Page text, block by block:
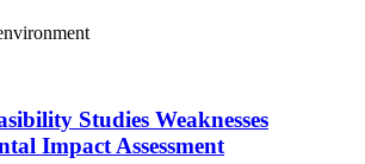
Studies Weaknesses
Impact Assessment